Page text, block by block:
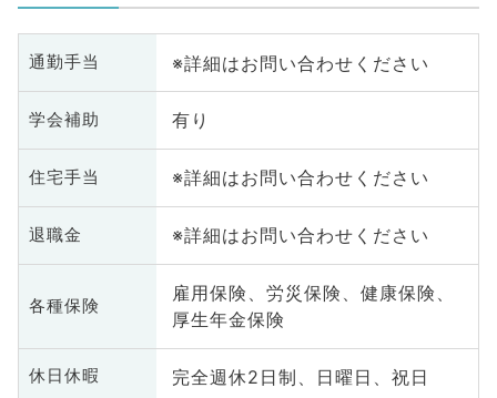
通勤手当 ※詳細はお問い合わせください
学会補助 有り
住宅手当 ※詳細はお問い合わせください
退職金 ※詳細はお問い合わせください
各種保険
雇用保険、労災保険、健康保険、
厚生年金保険
休日休暇 完全週休2日制、日曜日、祝日